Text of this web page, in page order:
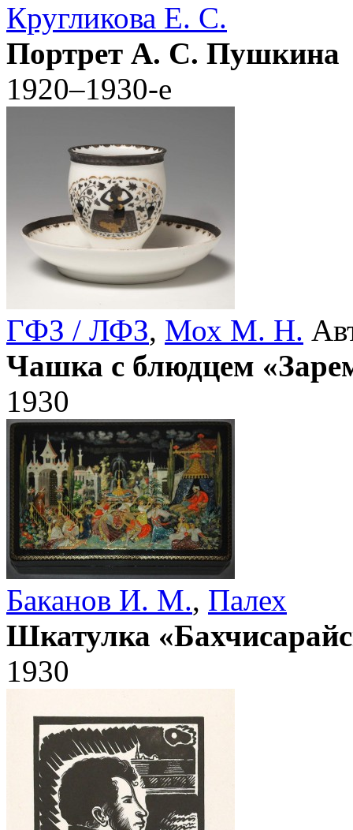
Кругликова Е. С.
Портрет А. С. Пушкина
1920–1930-е
ГФЗ / ЛФЗ, Мох М. Н.
Чашка с блюдцем
1930
Баканов И. М., Палех
Шкатулка
1930